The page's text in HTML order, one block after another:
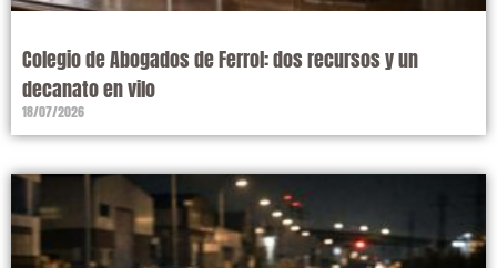
Colegio de Abogados de Ferrol: dos recursos y un
decanato en vilo
18/07/2026